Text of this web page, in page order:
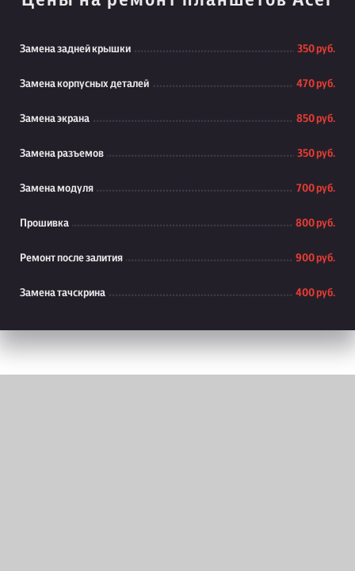
Замена задней крышки 350 руб.
Замена корпусных деталей 470 руб.
Замена экрана 850 руб.
Замена разъемов 350 руб.
Замена модуля 700 руб.
Прошивка 800 руб.
Ремонт после залития 900 руб.
Замена тачскрина 400 руб.